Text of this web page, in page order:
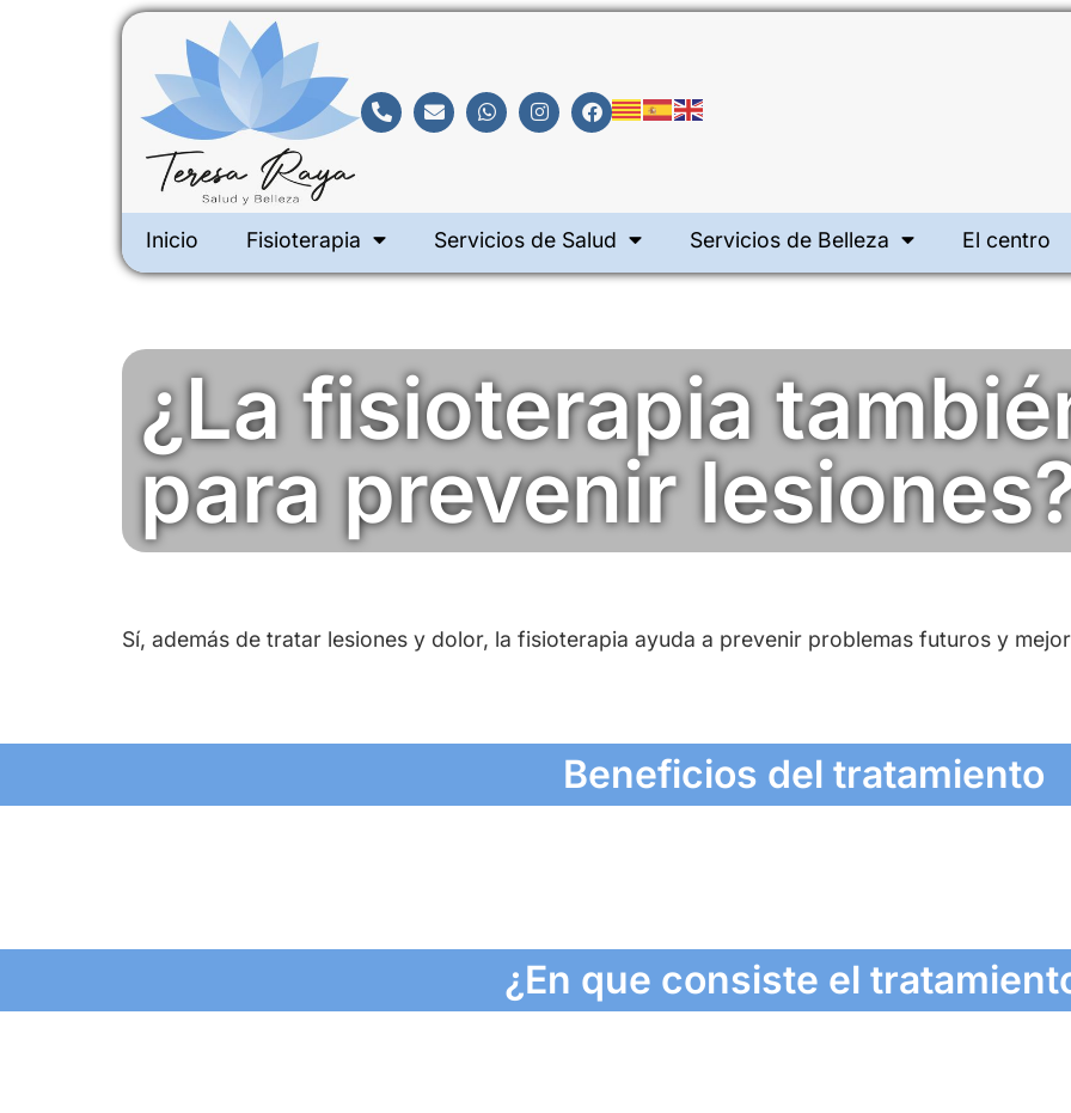
Inicio Fisioterapia Servicios de Salud Servicios de Belleza El centro
¿La fisioterapia
para prevenir
Sí, además de tratar lesiones y dolor, la fisioterapia ayuda a prevenir problemas futuros y
Beneficios del tratamiento
¿En que consiste el